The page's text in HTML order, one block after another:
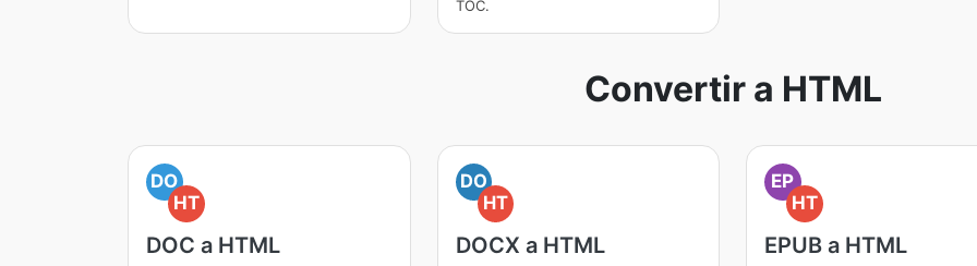
TOC.
Convertir a HTML
DO
HT
DOC a HTML
DO
HT
DOCX a HTML
EP
HT
EPUB a HTML